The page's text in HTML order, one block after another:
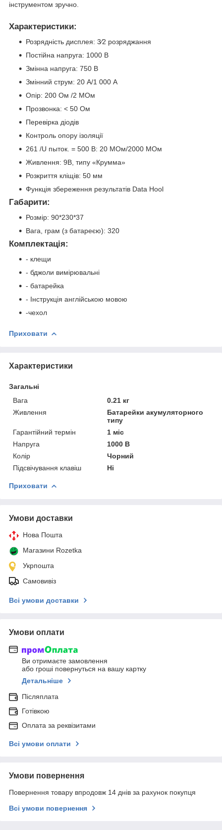
інструментом зручно.
Характеристики:
Розрядність дисплея: 3⁄2 розряджання
Постійна напруга: 1000 В
Змінна напруга: 750 В
Змінний струм: 20 А/1 000 А
Опір: 200 Ом /2 МОм
Прозвонка: < 50 Ом
Перевірка діодів
Контроль опору ізоляції
261 /U пыток. = 500 В: 20 МОм/2000 МОм
Живлення: 9В, типу «Крумма»
Розкриття кліщів: 50 мм
Функція збереження результатів Data Hool
Габарити:
Розмір: 90*230*37
Вага, грам (з батареєю): 320
Комплектація:
- клещи
- бджоли вимірювальні
- батарейка
- Інструкція англійською мовою
-чехол
Приховати
Характеристики
Загальні
Вага
0.21 кг
Живлення
Батарейки акумуляторного
типу
Гарантійний термін
1 міс
Напруга
1000 В
Колір
Чорний
Підсвічування клавіш
Ні
Приховати
Умови доставки
Нова Пошта
Магазини Rozetka
Укрпошта
Самовивіз
Всі умови доставки
Умови оплати
Ви отримаєте замовлення
або гроші повернуться на вашу картку
Детальніше
Післяплата
Готівкою
Оплата за реквізитами
Всі умови оплати
Умови повернення
Повернення товару впродовж 14 днів за рахунок покупця
Всі умови повернення